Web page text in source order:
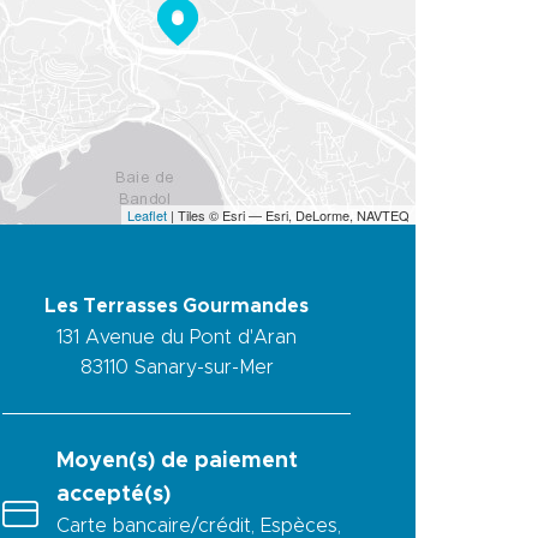
Leaflet | Tiles © Esri — Esri, DeLorme, NAVTEQ
Les Terrasses Gourmandes
131 Avenue du Pont d'Aran
83110 Sanary-sur-Mer
Moyen(s) de paiement
accepté(s)
Carte bancaire/crédit, Espèces,